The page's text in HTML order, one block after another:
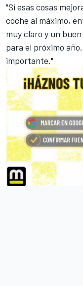
"Si esas cosas
coche al máximo,
muy claro y un
para el próximo
importante."